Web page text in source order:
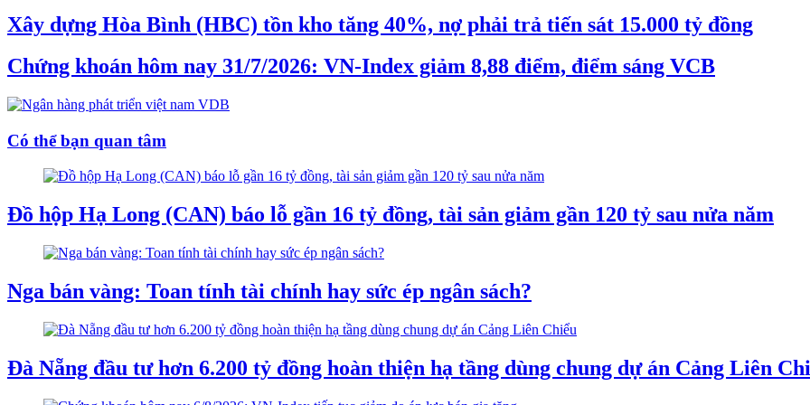
Xây dựng Hòa Bình (HBC) tồn kho tăng 40%, nợ phải trả tiến sát 15.000 tỷ đồng
Chứng khoán hôm nay 31/7/2026: VN-Index giảm 8,88 điểm, điểm sáng VCB
Có thể bạn quan tâm
Đồ hộp Hạ Long (CAN) báo lỗ gần 16 tỷ đồng, tài sản giảm gần 120 tỷ sau nửa năm
Nga bán vàng: Toan tính tài chính hay sức ép ngân sách?
Đà Nẵng đầu tư hơn 6.200 tỷ đồng hoàn thiện hạ tầng dùng chung dự án Cảng Liên